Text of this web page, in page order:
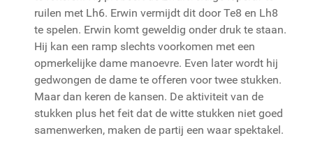
ruilen met Lh6. Erwin vermijdt dit door Te8 en Lh8
te spelen. Erwin komt geweldig onder druk te staan.
Hij kan een ramp slechts voorkomen met een
opmerkelijke dame manoevre. Even later wordt hij
gedwongen de dame te offeren voor twee stukken.
Maar dan keren de kansen. De aktiviteit van de
stukken plus het feit dat de witte stukken niet goed
samenwerken, maken de partij een waar spektakel.